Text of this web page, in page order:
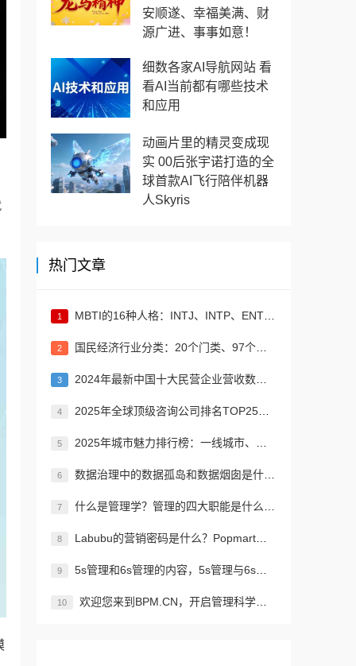
安顺遂、幸福美满、财
源广进、事事如意！
细数各家AI导航网站 看
看AI当前都有哪些技术
和应用
动画片里的精灵变成现
实 00后张宇诺打造的全
球首款AI飞行陪伴机器
人Skyris
热门文章
1 MBTI的16种人格：INTJ、INTP、ENTJ、ENTP、INFJ、INFP、ENFJ、ENFP、ISTJ、ISFJ、ESTJ、ESFJ、ISTP、ISFP、ESTP、ESFP
2 国民经济行业分类：20个门类、97个大类、473个中类、1382个小类
3 2024年最新中国十大民营企业营收数据 京东、阿里、恒力集团居前三名
4 2025年全球顶级咨询公司排名TOP25：贝恩公司、波士顿咨询、麦肯锡公司等
5 2025年城市魅力排行榜：一线城市、新一线城市、二线城市、三线城市、四线城市、五线城市名单
6 数据治理中的数据孤岛和数据烟囱是什么？如何解决信息孤岛的问题？
7 什么是管理学？管理的四大职能是什么？管理者的横向纵向分类？如何进行有效、高效的管理？
8 Labubu的营销密码是什么？Popmart为什么能让Labubu爆火成为顶流潮玩？
9 5s管理和6s管理的内容，5s管理与6s管理的区别是什么?
10 欢迎您来到BPM.CN，开启管理科学与科技创新之旅！先来认识下BPM是什么吧！